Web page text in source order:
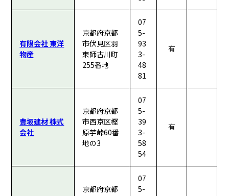
有限会社 東洋
物産
京都府京都
市伏見区羽
束師古川町
255番地
07
5-
93
3-
48
81
有
豊坂建材 株式
会社
京都府京都
市西京区樫
原芋峠60番
地の3
07
5-
39
3-
58
54
有
京都府京都
07
5-